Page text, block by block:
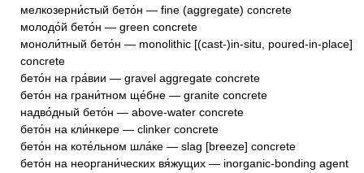
мелкозерни́стый бето́н — fine (aggregate) concrete
молодо́й бето́н — green concrete
моноли́тный бето́н — monolithic [(cast-)in-situ, poured-in-place]
concrete
бето́н на гра́вии — gravel aggregate concrete
бето́н на грани́тном ще́бне — granite concrete
надво́дный бето́н — above-water concrete
бето́н на кли́нкере — clinker concrete
бето́н на коте́льном шла́ке — slag [breeze] concrete
бето́н на неоргани́ческих вя́жущих — inorganic-bonding agent